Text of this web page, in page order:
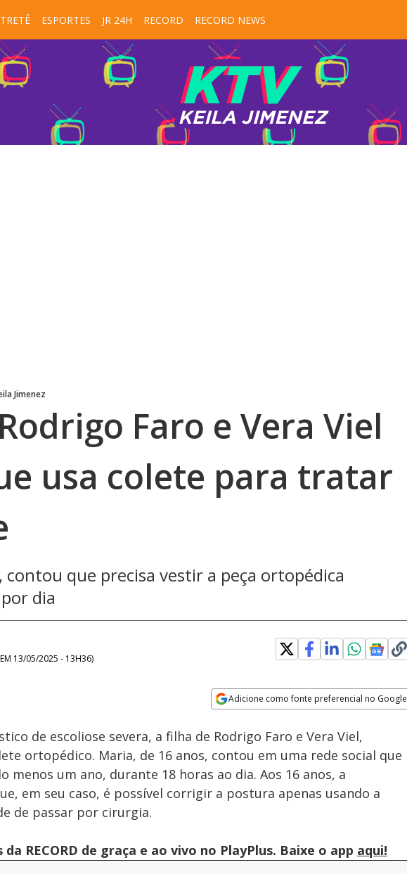
ESPORTES JR 24H RECORD RECORD NEWS
Jimenez
Faro e Vera Viel
usa colete para tratar
contou que precisa vestir a peça ortopédica
dia
13/05/2025 - 13H36)
Adicione como fonte preferencial no Google
Velocidade
de escoliose severa, a filha de Rodrigo Faro e Vera Viel,
ortopédico. Maria, de 16 anos, contou em uma rede social que
menos um ano, durante 18 horas ao dia. Aos 16 anos, a
em seu caso, é possível corrigir a postura apenas usando a
de passar por cirurgia.
RECORD de graça e ao vivo no PlayPlus. Baixe o app aqui!